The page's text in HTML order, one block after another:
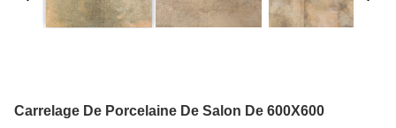
Carrelage De Porcelaine De Salon De 600X600